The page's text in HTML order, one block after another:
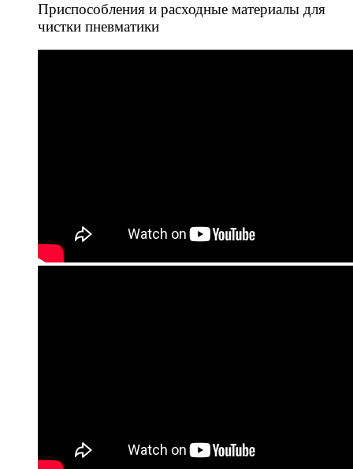
Приспособления и расходные материалы для
чистки пневматики